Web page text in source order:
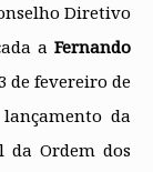
Diretivo
a Fernando
de fevereiro de
da
da Ordem dos